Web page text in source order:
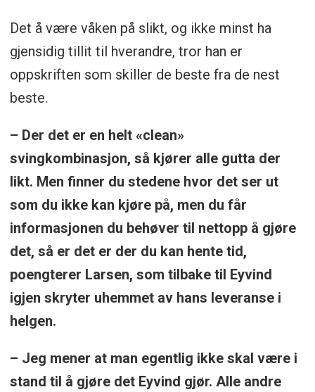
Det å være våken på slikt, og ikke minst ha
gjensidig tillit til hverandre, tror han er
oppskriften som skiller de beste fra de nest
beste.
– Der det er en helt «clean»
svingkombinasjon, så kjører alle gutta der
likt. Men finner du stedene hvor det ser ut
som du ikke kan kjøre på, men du får
informasjonen du behøver til nettopp å gjøre
det, så er det er der du kan hente tid,
poengterer Larsen, som tilbake til Eyvind
igjen skryter uhemmet av hans leveranse i
helgen.
– Jeg mener at man egentlig ikke skal være i
stand til å gjøre det Eyvind gjør. Alle andre